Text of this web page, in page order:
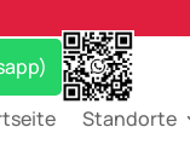
Standorte